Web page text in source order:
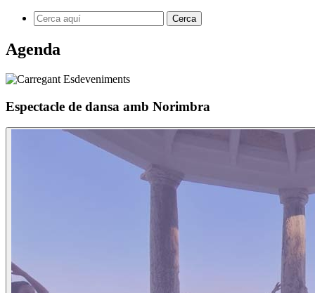
Agenda
Espectacle de dansa amb Norimbra